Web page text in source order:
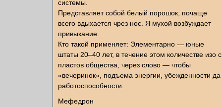
системы.
Представляет собой белый порошок, почаще
всего вдыхается чрез нос. Я мухой возбуждает
привыкание.
Кто такой применяет: Элементарно — юные
штаты 20–40 лет, в течение этом количестве изо
пластов общества, через слово — чтобы
«вечеринок», подъема энергии, убежденности да
работоспособности.
Мефедрон